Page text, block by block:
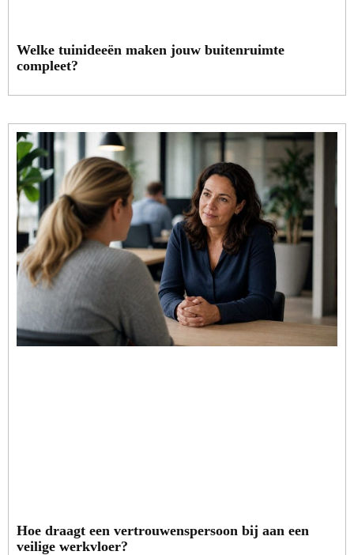
Welke tuinideeën maken jouw buitenruimte
compleet?
Hoe draagt een vertrouwenspersoon bij aan een
veilige werkvloer?